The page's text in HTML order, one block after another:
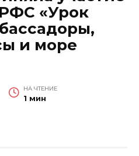
«Урок
и море
НА ЧТЕНИЕ
1 мин